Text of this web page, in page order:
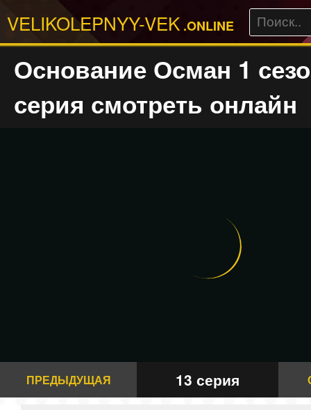
VELIKOLEPNYY-VEK .ONLINE
Основание Осман 1
серия смотреть онлайн
ПРЕДЫДУЩАЯ 13 серия